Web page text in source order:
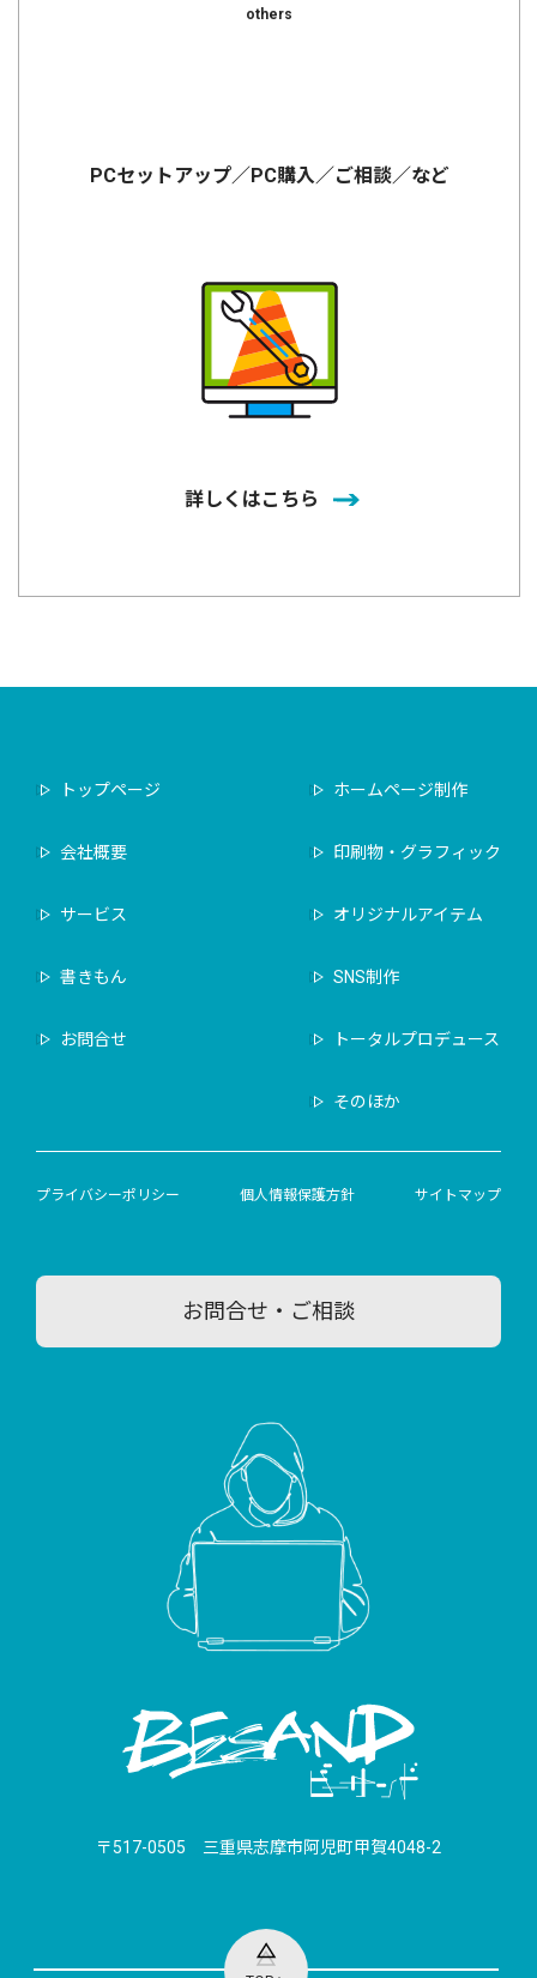
others
PCセットアップ／PC購入／ご相談／など
詳しくはこちら
トップページ
会社概要
サービス
書きもん
お問合せ
ホームページ制作
印刷物・グラフィック
オリジナルアイテム
SNS制作
トータルプロデュース
そのほか
プライバシーポリシー 個人情報保護方針 サイトマップ
〒517-0505 三重県志摩市阿児町甲賀4048-2
お問合せ・ご相談